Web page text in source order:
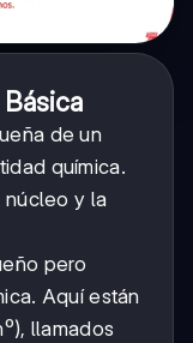
de un
química.
núcleo y la
pero
Aquí están
llamados